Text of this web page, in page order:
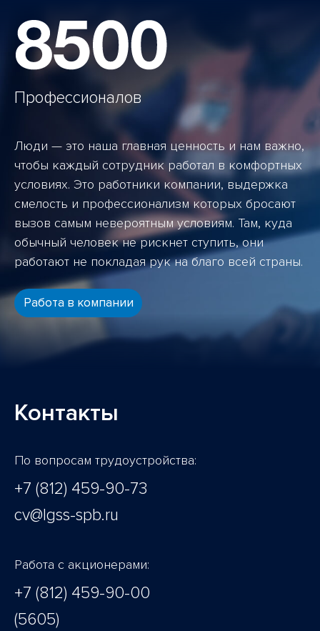
Профессионалов
Люди — это наша главная ценность и нам важно,
чтобы каждый сотрудник работал в комфортных
условиях. Это работники компании, выдержка
смелость и профессионализм которых бросают
вызов самым невероятным условиям. Там, куда
обычный человек не рискнет ступить, они
работают не покладая рук на благо всей страны.
Работа в компании
Контакты
По вопросам трудоустройства:
+7 (812) 459-90-73
cv@lgss-spb.ru
Работа с акционерами:
+7 (812) 459-90-00
(5605)